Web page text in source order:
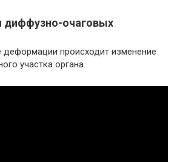
диффузно-очаговых
деформации происходит изменение
участка органа.